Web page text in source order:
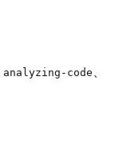
analyzing-code